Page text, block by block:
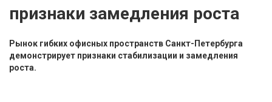
признаки замедления роста
Рынок гибких офисных пространств Санкт-Петербурга
демонстрирует признаки стабилизации и замедления
роста.